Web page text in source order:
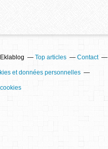
Top articles Contact
et données personnelles